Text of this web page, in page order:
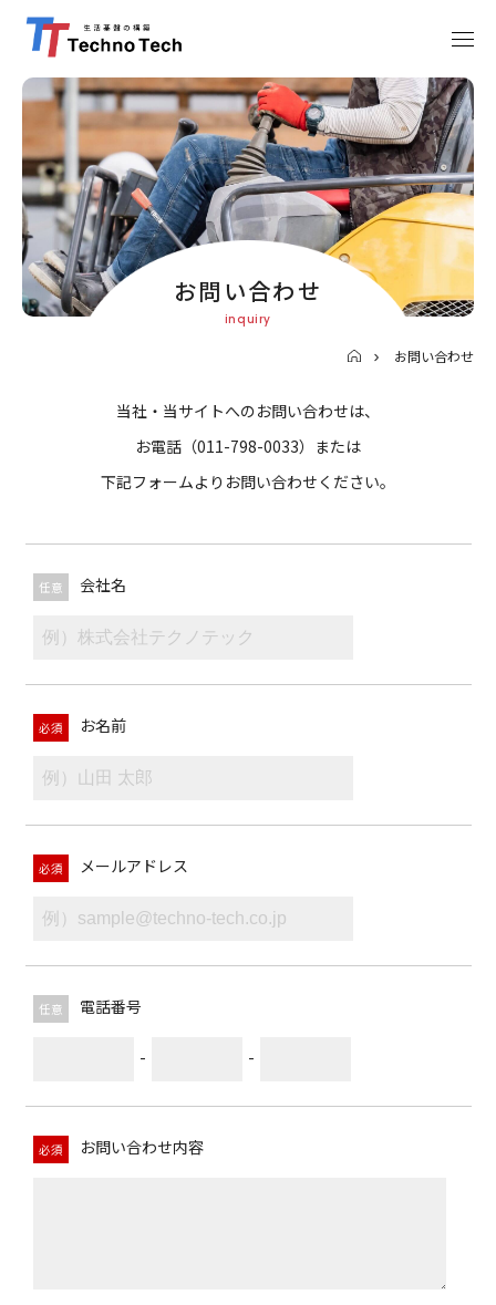
お問い合わせ
お問い合わせ
当社・当サイトへのお問い合わせは、
お電話（011-798-0033）または
下記フォームよりお問い合わせください。
任意 会社名
必須 お名前
必須 メールアドレス
任意 電話番号
- -
必須 お問い合わせ内容